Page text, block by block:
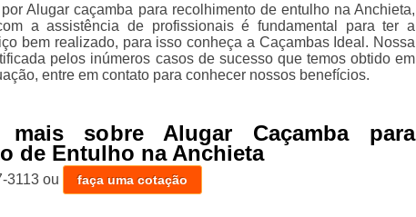
Alugar caçamba para recolhimento de entulho na Anchieta,
a assistência de profissionais é fundamental para ter a
bem realizado, para isso conheça a Caçambas Ideal. Nossa
pelos inúmeros casos de sucesso que temos obtido em
entre em contato para conhecer nossos benefícios.
mais sobre Alugar Caçamba para
de Entulho na Anchieta
3113 ou faça uma cotação